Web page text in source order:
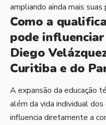
ampliando ainda mais
Como a
pode
Diego
Curitiba e do
A expansão da educação
além da vida individual
influencia diretamente a